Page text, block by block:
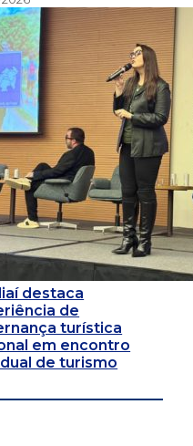
destaca
de
turística
em encontro
de turismo